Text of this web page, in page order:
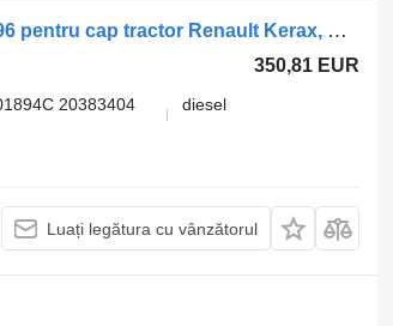
Sisteme de încălzire Webasto amiază (01.00-) 3G611396 pentru cap tractor Renault Kerax, Midlum (1997-2014)
350,81 EUR
20383404
diesel
Luați legătura cu vânzătorul